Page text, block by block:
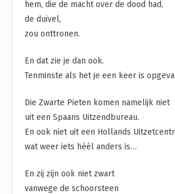
hem, die de macht over de dood had,
de duivel,
zou onttronen.
En dat zie je dan ook.
Tenminste als het je een keer is
Die Zwarte Pieten komen namelijk niet
uit een Spaans Uitzendbureau.
En ook niet uit een Hollands
wat weer iets héél anders is…
En zij zijn ook niet zwart
vanwege de schoorsteen